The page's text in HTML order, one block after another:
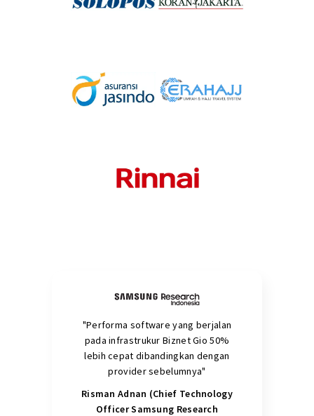
"Performa software yang berjalan
pada infrastrukur Biznet Gio 50%
lebih cepat dibandingkan dengan
provider sebelumnya"
Risman Adnan (Chief Technology
Officer Samsung Research